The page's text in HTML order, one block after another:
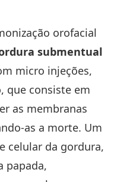
orofacial
submentual
micro injeções,
que consiste em
as membranas
as a morte. Um
celular da gordura,
papada,